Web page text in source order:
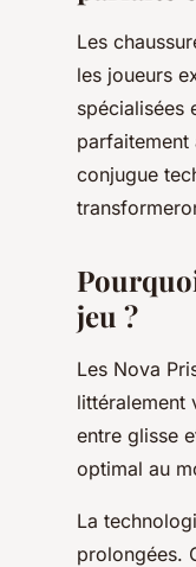
Les
les joueurs
spécialisées
parfaitement
conjugue
jeu ?
Les Nova
littéralement
entre glisse
optimal au
La
prolongées.